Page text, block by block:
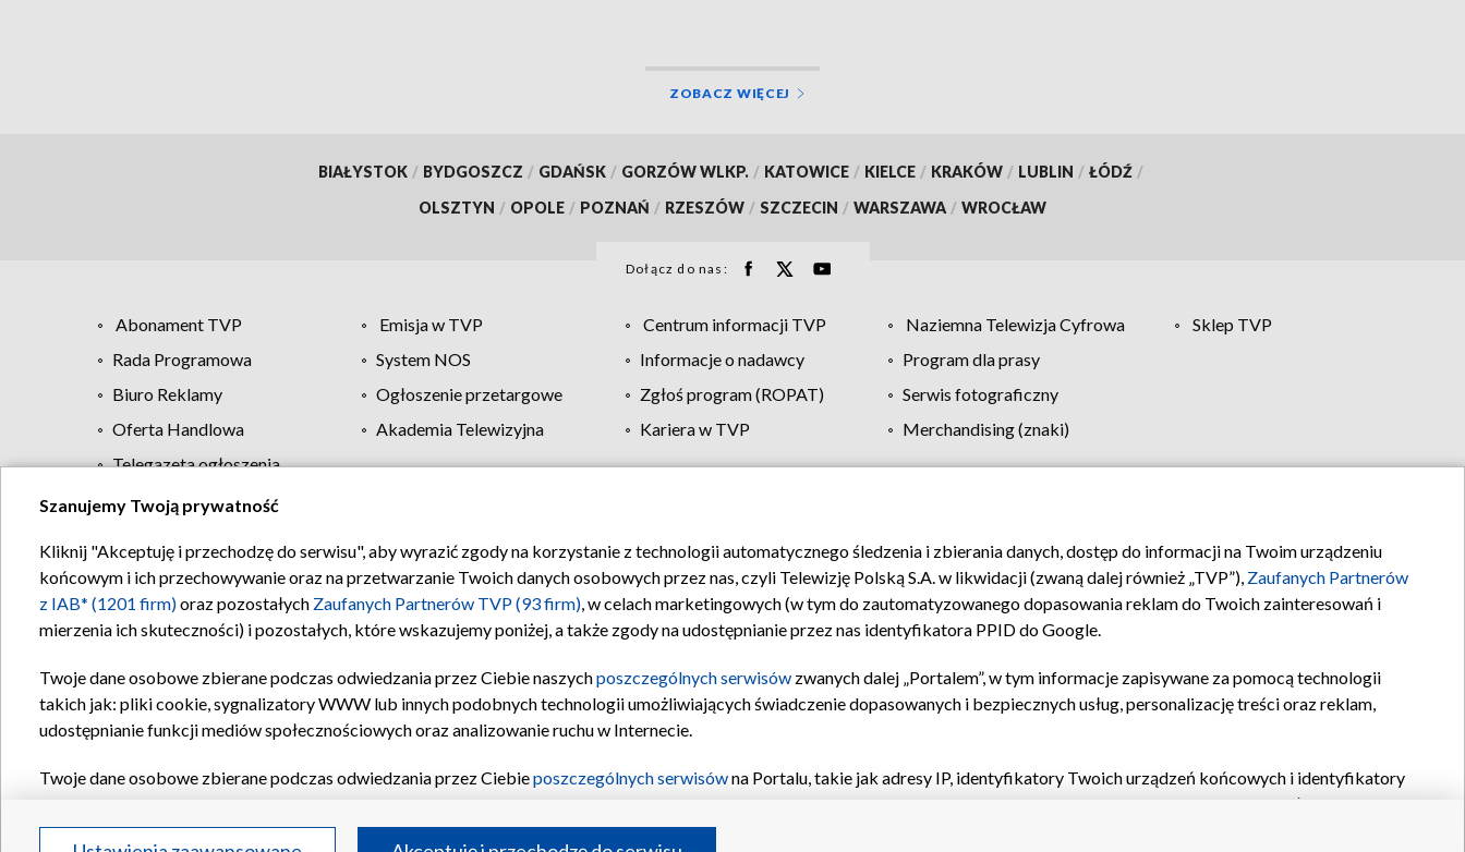
ZOBACZ WIĘCEJ
BIAŁYSTOK / BYDGOSZCZ / GDAŃSK / GORZÓW WLKP. / KATOWICE / KIELCE / KRAKÓW / LUBLIN / ŁÓDŹ /
OLSZTYN / OPOLE / POZNAŃ / RZESZÓW / SZCZECIN / WARSZAWA / WROCŁAW
Dołącz do nas:
Abonament TVP Emisja w TVP Centrum informacji TVP Naziemna Telewizja Cyfrowa
Sklep TVP
Rada Programowa
System NOS Informacje o nadawcy
Program dla prasy
Biuro Reklamy
Ogłoszenie przetargowe Zgłoś program (ROPAT)
Serwis fotograficzny
Oferta Handlowa
Akademia Telewizyjna Kariera w TVP
Merchandising (znaki)
Telegazeta ogłoszenia
Regulamin TVP Polityka prywatności Moje zgody Pomoc Biuro reklamy Kontakt
Szanujemy Twoją prywatność
Kliknij "Akceptuję i przechodzę do serwisu", aby wyrazić zgody na korzystanie z technologii automatycznego śledzenia i zbierania danych, dostęp do informacji na Twoim urządzeniu
końcowym i ich przechowywanie oraz na przetwarzanie Twoich danych osobowych przez nas, czyli Telewizję Polską S.A. w likwidacji (zwaną dalej również „TVP”), Zaufanych Partnerów
z IAB* (1201 firm)oraz pozostałych Zaufanych Partnerów TVP (93 firm), w celach marketingowych (w tym do zautomatyzowanego dopasowania reklam do Twoich zainteresowań i
mierzenia ich skuteczności) i pozostałych, które wskazujemy poniżej, a także zgody na udostępnianie przez nas identyfikatora PPID do Google.
Twoje dane osobowe zbierane podczas odwiedzania przez Ciebie naszychposzczególnych serwisów zwanych dalej „Portalem”, w tym informacje zapisywane za pomocą technologii
takich jak: pliki cookie, sygnalizatory WWW lub innych podobnych technologii umożliwiających świadczenie dopasowanych i bezpiecznych usług, personalizację treści oraz reklam,
udostępnianie funkcji mediów społecznościowych oraz analizowanie ruchu w Internecie.
Twoje dane osobowe zbierane podczas odwiedzania przez Ciebieposzczególnych serwisówna Portalu, takie jak adresy IP, identyfikatory Twoich urządzeń końcowych i identyfikatory
oraz pozostałych
Partnerów TVPdla realizacji następujących celów i funkcji: przechowywania informacji na urządzeniu lub dostęp do nich, wyboru podstawowych reklam, wyboru spersonalizowanych